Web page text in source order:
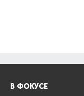
В ФОКУСЕ